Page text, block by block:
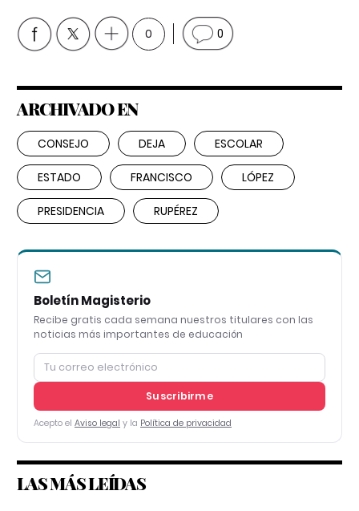
0 0
ARCHIVADO EN
CONSEJO DEJA ESCOLAR
ESTADO FRANCISCO LÓPEZ
PRESIDENCIA RUPÉREZ
Boletín Magisterio
Recibe gratis cada semana nuestros titulares con las
noticias más importantes de educación
Suscribirme
Acepto el Aviso legal y la Política de privacidad
LAS MÁS LEÍDAS